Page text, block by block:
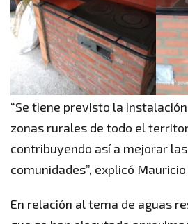
“Se tiene previsto la
zonas rurales de todo el
contribuyendo así a mejorar
comunidades”, explicó
En relación al tema de aguas